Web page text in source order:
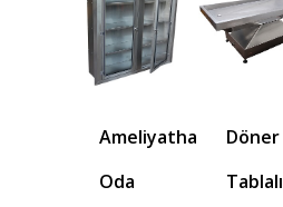
Ameliyathane/Steril
Oda
Döner
Tablalı